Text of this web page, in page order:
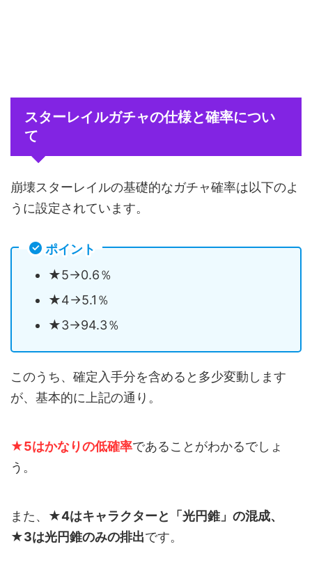
スターレイルガチャの仕様と確率につい
て
崩壊スターレイルの基礎的なガチャ確率は以下のよ
うに設定されています。
ポイント
★5→0.6％
★4→5.1％
★3→94.3％
このうち、確定入手分を含めると多少変動します
が、基本的に上記の通り。
★5はかなりの低確率であることがわかるでしょ
う。
また、 ★4はキャラクターと「光円錐」の混成、
★3は光円錐のみの排出です。